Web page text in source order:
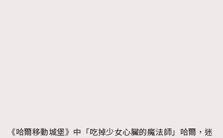
《哈爾移動城堡》中「吃掉少女心臟的魔法師」哈爾，迷